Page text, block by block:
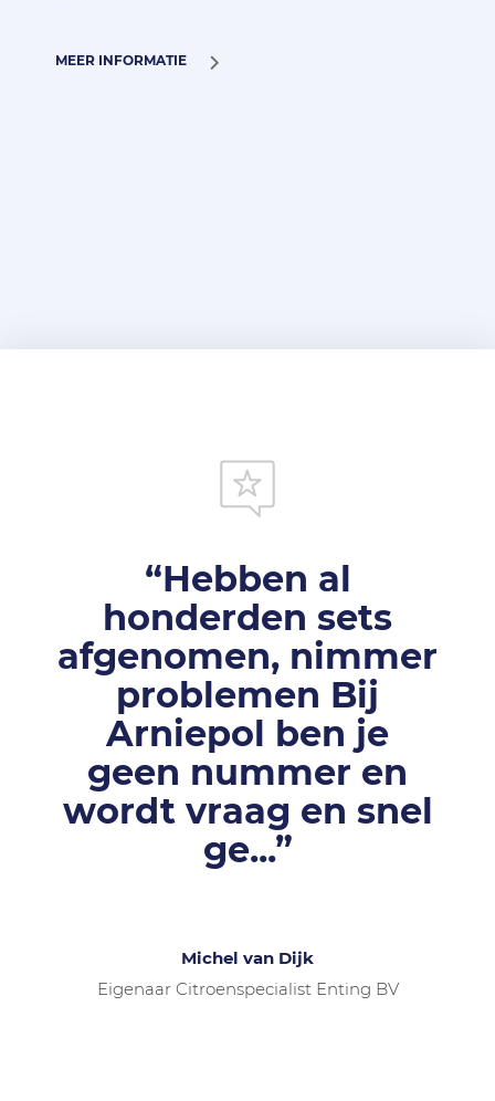
MEER INFORMATIE
“Hebben al
honderden sets
afgenomen, nimmer
problemen Bij
Arniepol ben je
geen nummer en
wordt vraag en snel
ge...”
Michel van Dijk
Eigenaar Citroenspecialist Enting BV